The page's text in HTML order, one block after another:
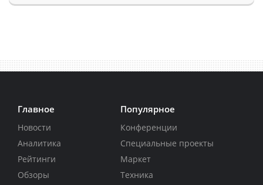
Главное
Новости
Аналитика
Рейтинги
Обзоры
Популярное
Конференции
Специальные проекты
Маркет
Техника